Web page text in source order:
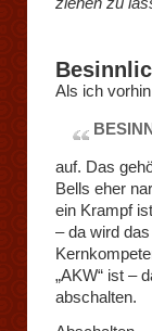
Als ich
auf. Das
Bells eher
ein Krampf
– da wird
„AKW“ ist –
abschalten.